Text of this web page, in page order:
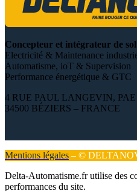
Concepteur et intégrateur de
Electricité & Maintenance
Automatisme, ioT & Supervision
Performance énergétique & GTC
4 RUE PAUL LANGEVIN,
34500 BÉZIERS – FRANCE
Mentions légales – ©
Delta-Automatisme.fr utilise des
performances du site.